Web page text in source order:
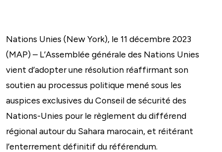
Nations Unies (New York), le 11 décembre 2023
(MAP) – L’Assemblée générale des Nations Unies
vient d’adopter une résolution réaffirmant son
soutien au processus politique mené sous les
auspices exclusives du Conseil de sécurité des
Nations-Unies pour le règlement du différend
régional autour du Sahara marocain, et réitérant
l’enterrement définitif du référendum.